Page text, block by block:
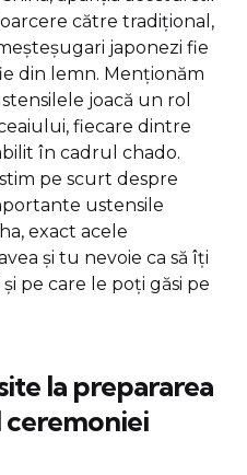
către tradițional,
japonezi fie
din lemn. Menționăm
joacă un rol
fiecare dintre
în cadrul chado.
pe scurt despre
ustensile
exact acele
și tu nevoie ca să îți
pe care le poți găsi pe
la prepararea
ceremoniei